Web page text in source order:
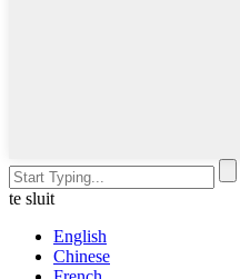
te sluit
English
Chinese